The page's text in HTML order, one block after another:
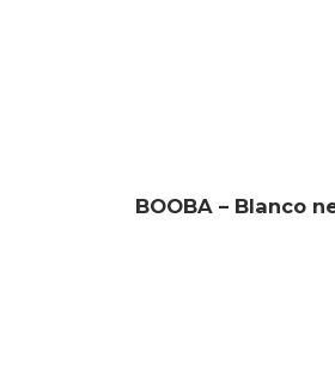
BOOBA – Blanco